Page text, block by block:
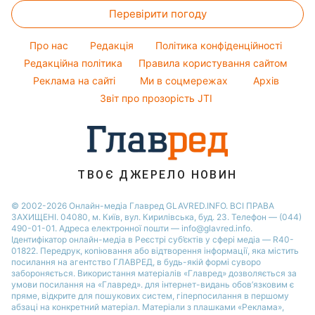
Новини Одеси
Фарбування волосся
Максим Галкін
Настя Каменських
Віталій Козловський
Софія Ротару
Ольга Сумська
Народні прикмети
Усе про шоу-бізнес
Прості страви
Легкі десерти
Напої
Святкове меню
Перевірити погоду
Про нас Редакція
Політика конфіденційності
Редакційна політика
Правила користування сайтом
Реклама на сайті
Ми в соцмережах
Архів
Звіт про прозорість JTI
ТВОЄ ДЖЕРЕЛО НОВИН
© 2002-2026 Онлайн-медіа Главред GLAVRED.INFO. ВСІ ПРАВА
ЗАХИЩЕНІ. 04080, м. Київ, вул. Кирилівська, буд. 23. Телефон — (044)
490-01-01. Адреса електронної пошти — info@glavred.info.
Ідентифікатор онлайн-медіа в Реєстрі суб’єктів у сфері медіа — R40-
01822. Передрук, копіювання або відтворення інформації, яка містить
посилання на агентство ГЛАВРЕД, в будь-якій формi суворо
забороняється. Використання матеріалів «Главред» дозволяється за
умови посилання на «Главред». для інтернет-видань обов’язковим є
пряме, відкрите для пошукових систем, гіперпосилання в першому
абзаці на конкретний матеріал. Матеріали з плашками «Реклама»,